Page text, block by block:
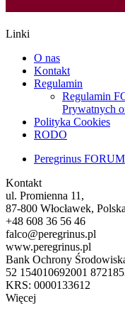
Linki
O nas
Kontakt
Regulamin
Regulamin
Prywatnych
Polityka Cookies
RODO
Peregrinus FORUM
Kontakt
ul. Promienna 11,
87-800 Włocławek, Polska
+48 608 36 56 46
falco@peregrinus.pl
www.peregrinus.pl
Bank Ochrony
52 154010692001
KRS: 0000133612
Więcej